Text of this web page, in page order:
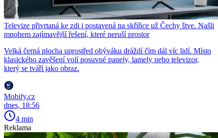
Televize přivrtaná ke zdi i postavená na skříňce už Čechy štve. Našli
mnohem zajímavější řešení, které neruší prostor
Velká černá plocha uprostřed obýváku dráždí čím dál víc lidí. Místo
klasického zavěšení volí posuvné panely, lamely nebo televizor,
který se tváří jako obraz.
Mobify.cz
dnes, 18:56
4 min
Reklama